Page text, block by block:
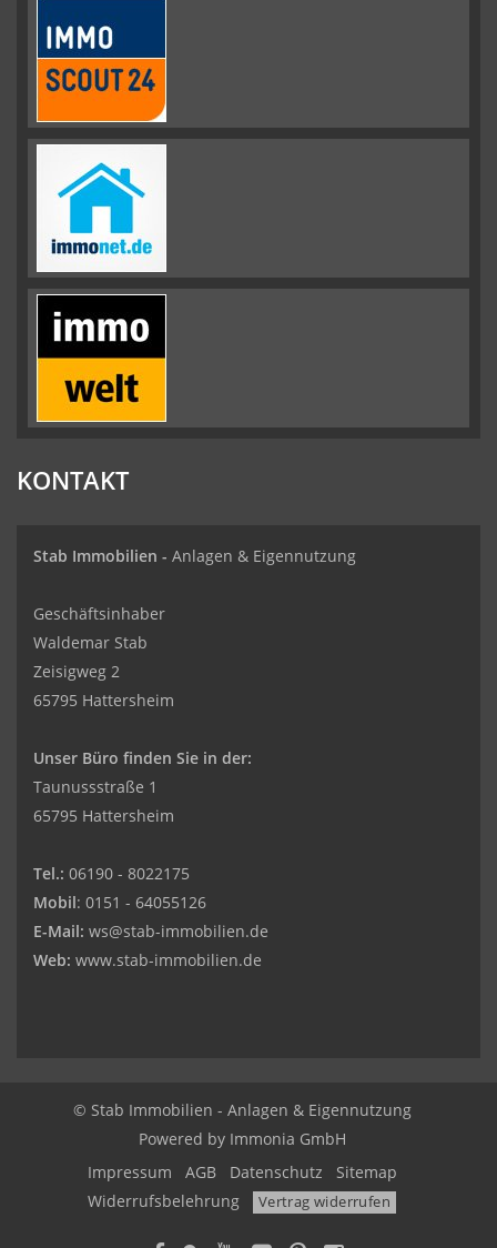
KONTAKT
Stab Immobilien - Anlagen & Eigennutzung
Geschäftsinhaber
Waldemar Stab
Zeisigweg 2
65795 Hattersheim
Unser Büro finden Sie in der:
Taunussstraße 1
65795 Hattersheim
Tel.: 06190 - 8022175
Mobil: 0151 - 64055126
E-Mail: ws@stab-immobilien.de
Web: www.stab-immobilien.de
© Stab Immobilien - Anlagen & Eigennutzung
Powered by Immonia GmbH
Impressum
AGB Datenschutz
Sitemap
Widerrufsbelehrung
Vertrag widerrufen